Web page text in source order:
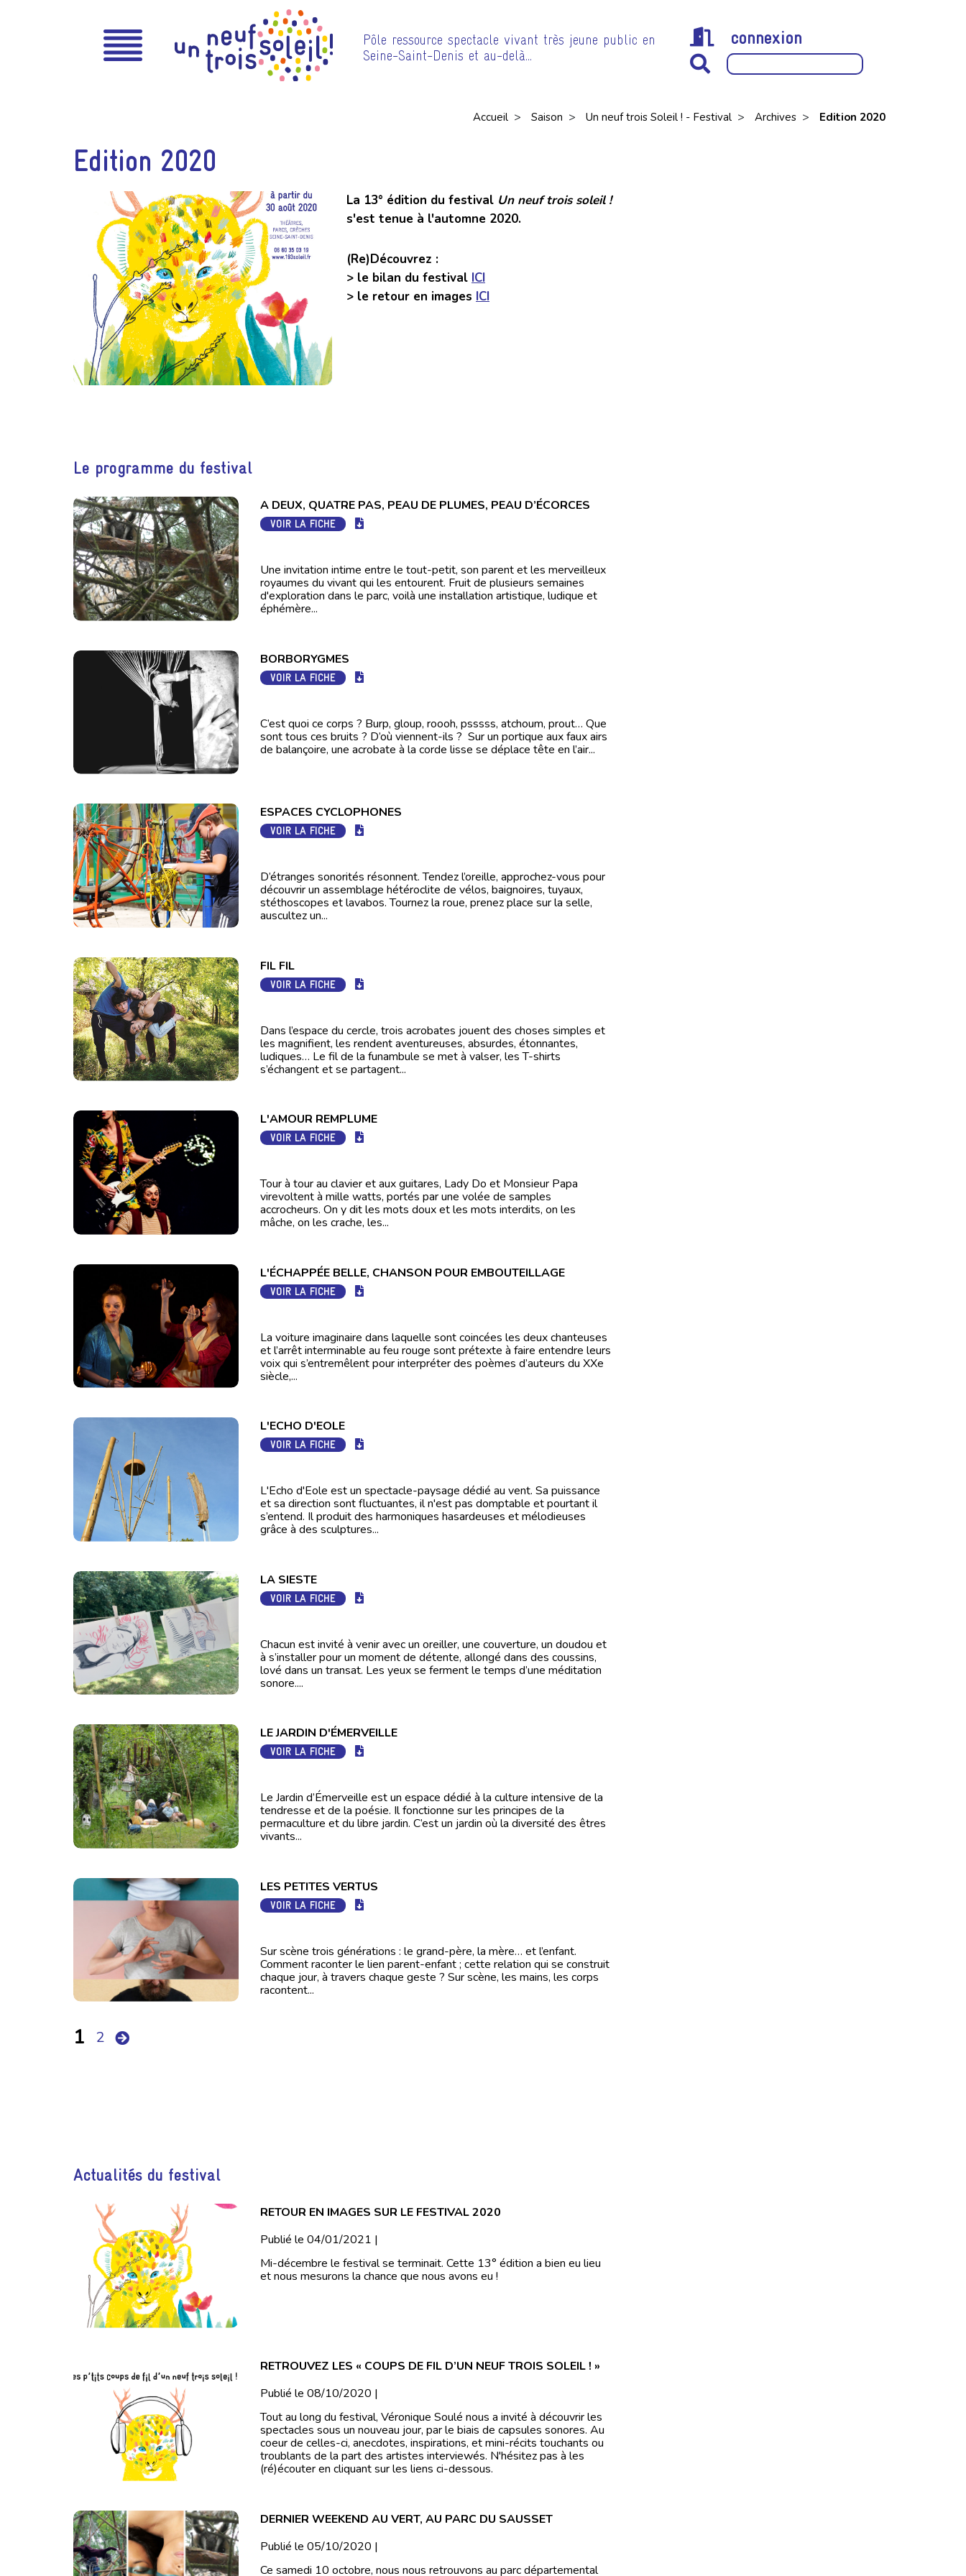
Pôle ressource spectacle vivant très jeune public en
Seine-Saint-Denis et au-delà…
connexion
Accueil > Saison > Un neuf trois Soleil ! - Festival > Archives > Edition 2020
Edition 2020
La 13° édition du festival Un neuf trois soleil !
s'est tenue à l'automne 2020.
(Re)Découvrez :
> le bilan du festival ICI
> le retour en images ICI
Le programme du festival
A DEUX, QUATRE PAS, PEAU DE PLUMES, PEAU D’ÉCORCES
VOIR LA FICHE
Une invitation intime entre le tout-petit, son parent et les merveilleux
royaumes du vivant qui les entourent. Fruit de plusieurs semaines
d'exploration dans le parc, voilà une installation artistique, ludique et
éphémère...
BORBORYGMES
VOIR LA FICHE
C’est quoi ce corps ? Burp, gloup, roooh, psssss, atchoum, prout… Que
sont tous ces bruits ? D’où viennent-ils ? Sur un portique aux faux airs
de balançoire, une acrobate à la corde lisse se déplace tête en l’air...
ESPACES CYCLOPHONES
VOIR LA FICHE
D’étranges sonorités résonnent. Tendez l’oreille, approchez-vous pour
découvrir un assemblage hétéroclite de vélos, baignoires, tuyaux,
stéthoscopes et lavabos. Tournez la roue, prenez place sur la selle,
auscultez un...
FIL FIL
VOIR LA FICHE
Dans l’espace du cercle, trois acrobates jouent des choses simples et
les magnifient, les rendent aventureuses, absurdes, étonnantes,
ludiques… Le fil de la funambule se met à valser, les T-shirts
s’échangent et se partagent...
L'AMOUR REMPLUME
VOIR LA FICHE
Tour à tour au clavier et aux guitares, Lady Do et Monsieur Papa
virevoltent à mille watts, portés par une volée de samples
accrocheurs. On y dit les mots doux et les mots interdits, on les
mâche, on les crache, les...
L'ÉCHAPPÉE BELLE, CHANSON POUR EMBOUTEILLAGE
VOIR LA FICHE
La voiture imaginaire dans laquelle sont coincées les deux chanteuses
et l’arrêt interminable au feu rouge sont prétexte à faire entendre leurs
voix qui s’entremêlent pour interpréter des poèmes d’auteurs du XXe
siècle,...
L'ECHO D'EOLE
VOIR LA FICHE
L'Echo d'Eole est un spectacle-paysage dédié au vent. Sa puissance
et sa direction sont fluctuantes, il n'est pas domptable et pourtant il
s’entend. Il produit des harmoniques hasardeuses et mélodieuses
grâce à des sculptures...
LA SIESTE
VOIR LA FICHE
Chacun est invité à venir avec un oreiller, une couverture, un doudou et
à s’installer pour un moment de détente, allongé dans des coussins,
lové dans un transat. Les yeux se ferment le temps d’une méditation
sonore....
LE JARDIN D'ÉMERVEILLE
VOIR LA FICHE
Le Jardin d’Émerveille est un espace dédié à la culture intensive de la
tendresse et de la poésie. Il fonctionne sur les principes de la
permaculture et du libre jardin. C’est un jardin où la diversité des êtres
vivants...
LES PETITES VERTUS
VOIR LA FICHE
Sur scène trois générations : le grand-père, la mère… et l’enfant.
Comment raconter le lien parent-enfant ; cette relation qui se construit
chaque jour, à travers chaque geste ? Sur scène, les mains, les corps
racontent...
1 2
Actualités du festival
RETOUR EN IMAGES SUR LE FESTIVAL 2020
Publié le 04/01/2021 |
Mi-décembre le festival se terminait. Cette 13° édition a bien eu lieu
et nous mesurons la chance que nous avons eu !
RETROUVEZ LES « COUPS DE FIL D’UN NEUF TROIS SOLEIL ! »
Publié le 08/10/2020 |
Tout au long du festival, Véronique Soulé nous a invité à découvrir les
spectacles sous un nouveau jour, par le biais de capsules sonores. Au
coeur de celles-ci, anecdotes, inspirations, et mini-récits touchants ou
troublants de la part des artistes interviewés. N'hésitez pas à les
(ré)écouter en cliquant sur les liens ci-dessous.
DERNIER WEEKEND AU VERT, AU PARC DU SAUSSET
Publié le 05/10/2020 |
Ce samedi 10 octobre, nous nous retrouvons au parc départemental